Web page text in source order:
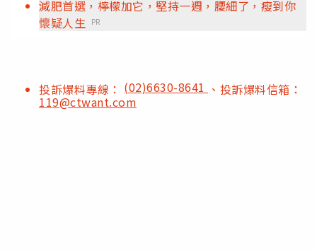
減肥首選，檸檬加它，堅持一週，腰細了，瘦到你
懷疑人生 PR
投訴爆料專線： (02)6630-8641 、投訴爆料信箱：
119@ctwant.com